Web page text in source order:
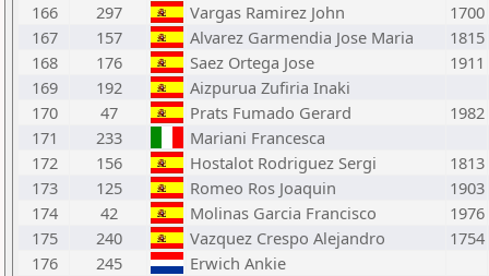
166
297 Vargas Ramirez John
1700
167
157 Alvarez Garmendia Jose Maria
1815
168
176 Saez Ortega Jose
1911
169
192
Aizpurua Zufiria Inaki
170
47 Prats Fumado Gerard
1982
171
233
Mariani Francesca
172
156 Hostalot Rodriguez Sergi
1813
173
125 Romeo Ros Joaquin
1903
174
42 Molinas Garcia Francisco
1976
175
240 Vazquez Crespo Alejandro
1754
176
245
Erwich Ankie